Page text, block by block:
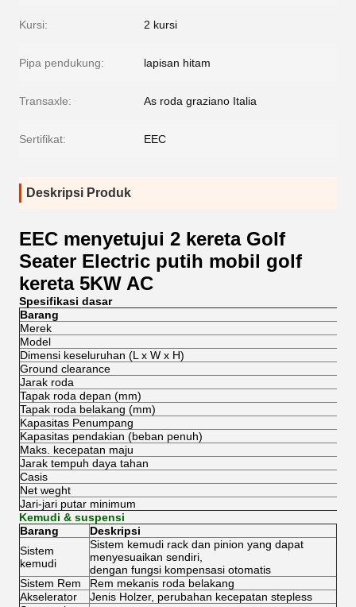
Kursi: 2 kursi
Pipa pendukung: lapisan hitam
Transaxle: As roda graziano Italia
Sertifikat: EEC
Deskripsi Produk
EEC menyetujui 2 kereta Golf
Seater Electric putih mobil golf
kereta 5KW AC
Spesifikasi dasar
Barang
Merek
Model
Dimensi keseluruhan (L x W x H)
Ground clearance
Jarak roda
Tapak roda depan (mm)
Tapak roda belakang (mm)
Kapasitas Penumpang
Kapasitas pendakian (beban penuh)
Maks. kecepatan maju
Jarak tempuh daya tahan
Casis
Net weght
Jari-jari putar minimum
Kemudi & suspensi
Barang
Deskripsi
Sistem
kemudi
Sistem kemudi rack dan pinion yang dapat
menyesuaikan sendiri,
dengan fungsi kompensasi otomatis
Sistem Rem
Rem mekanis roda belakang
Akselerator
Jenis Holzer, perubahan kecepatan stepless